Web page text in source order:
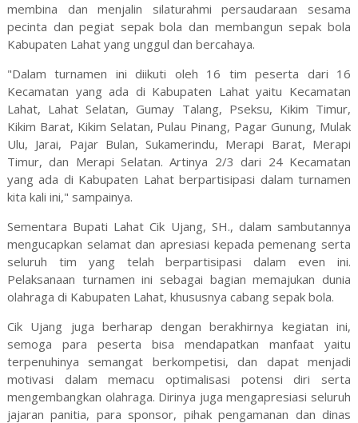
membina dan menjalin silaturahmi persaudaraan sesama
pecinta dan pegiat sepak bola dan membangun sepak bola
Kabupaten Lahat yang unggul dan bercahaya.
"Dalam turnamen ini diikuti oleh 16 tim peserta dari 16
Kecamatan yang ada di Kabupaten Lahat yaitu Kecamatan
Lahat, Lahat Selatan, Gumay Talang, Pseksu, Kikim Timur,
Kikim Barat, Kikim Selatan, Pulau Pinang, Pagar Gunung, Mulak
Ulu, Jarai, Pajar Bulan, Sukamerindu, Merapi Barat, Merapi
Timur, dan Merapi Selatan. Artinya 2/3 dari 24 Kecamatan
yang ada di Kabupaten Lahat berpartisipasi dalam turnamen
kita kali ini," sampainya.
Sementara Bupati Lahat Cik Ujang, SH., dalam sambutannya
mengucapkan selamat dan apresiasi kepada pemenang serta
seluruh tim yang telah berpartisipasi dalam even ini.
Pelaksanaan turnamen ini sebagai bagian memajukan dunia
olahraga di Kabupaten Lahat, khususnya cabang sepak bola.
Cik Ujang juga berharap dengan berakhirnya kegiatan ini,
semoga para peserta bisa mendapatkan manfaat yaitu
terpenuhinya semangat berkompetisi, dan dapat menjadi
motivasi dalam memacu optimalisasi potensi diri serta
mengembangkan olahraga. Dirinya juga mengapresiasi seluruh
jajaran panitia, para sponsor, pihak pengamanan dan dinas